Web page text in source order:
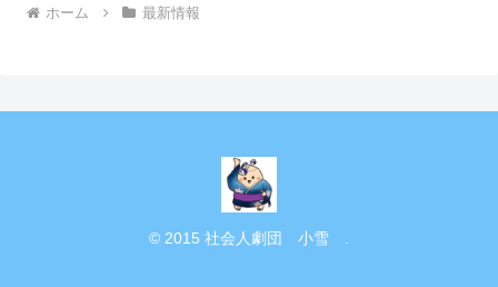
ホーム 最新情報
© 2015 社会人劇団 小雪 .